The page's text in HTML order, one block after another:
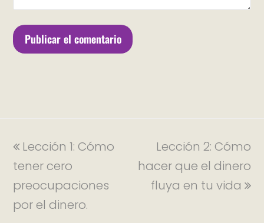
Lección 1: Cómo
tener cero
preocupaciones
por el dinero.
Lección 2: Cómo
hacer que el dinero
fluya en tu vida